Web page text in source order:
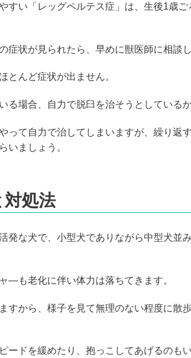
すい「レッグペルテス症」は、生後1歳
症状が見られたら、早めに獣医師に相談し
とんど症状が出ません。
る場合、自力で脱臼を治そうとしている
って自力で治してしまいますが、繰り返
いましょう。
対処法
発な犬で、小型犬でありながら中型犬並
―も老化に伴い体力は落ちてきます。
すから、様子を見て無理のない程度に散
ードを緩めたり、抱っこしてあげるのもい